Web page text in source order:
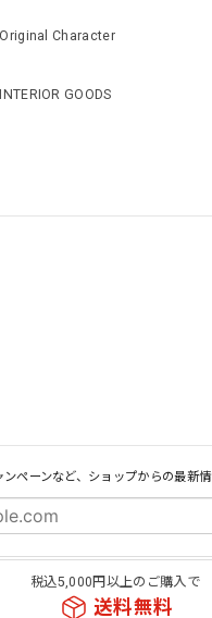
Original Character
GOODS
ペーンなど、ショップからの最新情
税込5,000円以上のご購入で
送料無料